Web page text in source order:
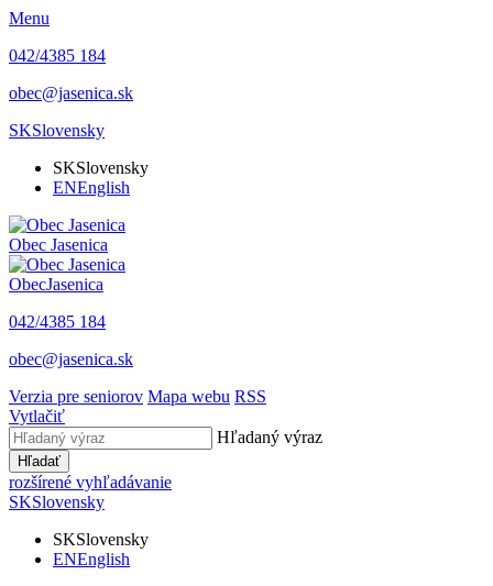
Menu
042/4385 184
obec@jasenica.sk
SKSlovensky
SKSlovensky
ENEnglish
Obec Jasenica
ObecJasenica
042/4385 184
obec@jasenica.sk
Verzia pre seniorov Mapa webu RSS
Vytlačiť
Hľadaný výraz
Hľadať
rozšírené vyhľadávanie
SKSlovensky
SKSlovensky
ENEnglish